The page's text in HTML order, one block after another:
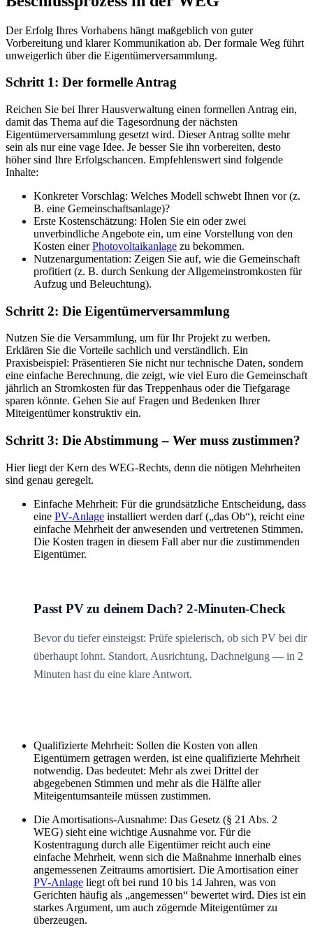
Der Erfolg Ihres Vorhabens hängt maßgeblich von guter
Vorbereitung und klarer Kommunikation ab. Der formale Weg führt
unweigerlich über die Eigentümerversammlung.
Schritt 1: Der formelle Antrag
Reichen Sie bei Ihrer Hausverwaltung einen formellen Antrag ein,
damit das Thema auf die Tagesordnung der nächsten
Eigentümerversammlung gesetzt wird. Dieser Antrag sollte mehr
sein als nur eine vage Idee. Je besser Sie ihn vorbereiten, desto
höher sind Ihre Erfolgschancen. Empfehlenswert sind folgende
Inhalte:
Konkreter Vorschlag: Welches Modell schwebt Ihnen vor (z.
B. eine Gemeinschaftsanlage)?
Erste Kostenschätzung: Holen Sie ein oder zwei
unverbindliche Angebote ein, um eine Vorstellung von den
Kosten einerPhotovoltaikanlage zu bekommen.
Nutzenargumentation: Zeigen Sie auf, wie die Gemeinschaft
profitiert (z. B. durch Senkung der Allgemeinstromkosten für
Aufzug und Beleuchtung).
Schritt 2: Die Eigentümerversammlung
Nutzen Sie die Versammlung, um für Ihr Projekt zu werben.
Erklären Sie die Vorteile sachlich und verständlich. Ein
Praxisbeispiel: Präsentieren Sie nicht nur technische Daten, sondern
eine einfache Berechnung, die zeigt, wie viel Euro die Gemeinschaft
jährlich an Stromkosten für das Treppenhaus oder die Tiefgarage
sparen könnte. Gehen Sie auf Fragen und Bedenken Ihrer
Miteigentümer konstruktiv ein.
Schritt 3: Die Abstimmung – Wer muss zustimmen?
Hier liegt der Kern des WEG-Rechts, denn die nötigen Mehrheiten
sind genau geregelt.
Einfache Mehrheit: Für die grundsätzliche Entscheidung, dass
eine PV-Anlage installiert werden darf („das Ob“), reicht eine
einfache Mehrheit der anwesenden und vertretenen Stimmen.
Die Kosten tragen in diesem Fall aber nur die zustimmenden
Eigentümer.
Passt PV zu deinem Dach? 2-Minuten-Check
Bevor du tiefer einsteigst: Prüfe spielerisch, ob sich PV bei dir
überhaupt lohnt. Standort, Ausrichtung, Dachneigung — in 2
Minuten hast du eine klare Antwort.
Qualifizierte Mehrheit: Sollen die Kosten von allen
Eigentümern getragen werden, ist eine qualifizierte Mehrheit
notwendig. Das bedeutet: Mehr als zwei Drittel der
abgegebenen Stimmen und mehr als die Hälfte aller
Miteigentumsanteile müssen zustimmen.
Die Amortisations-Ausnahme: Das Gesetz (§ 21 Abs. 2
WEG) sieht eine wichtige Ausnahme vor. Für die
Kostentragung durch alle Eigentümer reicht auch eine
einfache Mehrheit, wenn sich die Maßnahme innerhalb eines
angemessenen Zeitraums amortisiert. Die Amortisation einer
PV-Anlage liegt oft bei rund 10 bis 14 Jahren, was von
Gerichten häufig als „angemessen“ bewertet wird. Dies ist ein
starkes Argument, um auch zögernde Miteigentümer zu
überzeugen.